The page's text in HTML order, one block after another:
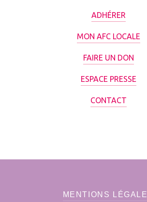
ADHÉRER
MON AFC LOCALE
FAIRE UN DON
ESPACE PRESSE
CONTACT
MENTIONS